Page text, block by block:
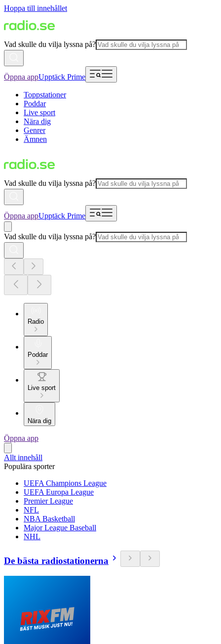
Hoppa till innehållet
Vad skulle du vilja lyssna på?
Öppna appUpptäck Prime
Toppstationer
Poddar
Live sport
Nära dig
Genrer
Ämnen
Vad skulle du vilja lyssna på?
Öppna appUpptäck Prime
Vad skulle du vilja lyssna på?
Radio
Poddar
Live sport
Nära dig
Öppna app
Allt innehåll
Populära sporter
UEFA Champions League
UEFA Europa League
Premier League
NFL
NBA Basketball
Major League Baseball
NHL
De bästa radiostationerna